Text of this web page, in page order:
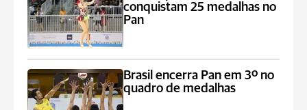
conquistam 25 medalhas no
Pan
Brasil encerra Pan em 3º no
quadro de medalhas